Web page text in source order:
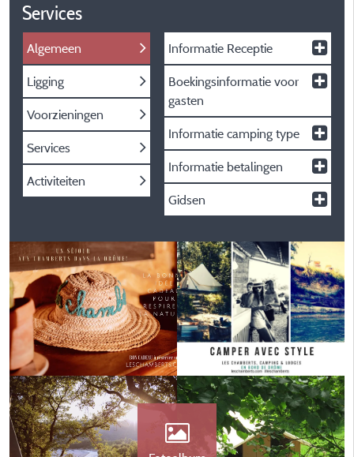
Services
Algemeen
Ligging
Voorzieningen
Services
Activiteiten
Informatie Receptie
Boekingsinformatie voor
gasten
Informatie camping type
Informatie betalingen
Gidsen